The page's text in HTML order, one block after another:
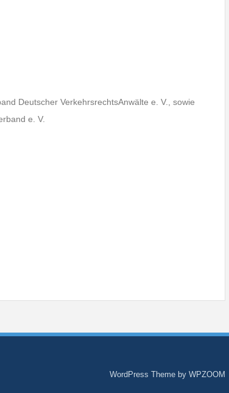
Deutscher VerkehrsrechtsAnwälte e. V., sowie
e. V.
WordPress Theme by WPZOOM